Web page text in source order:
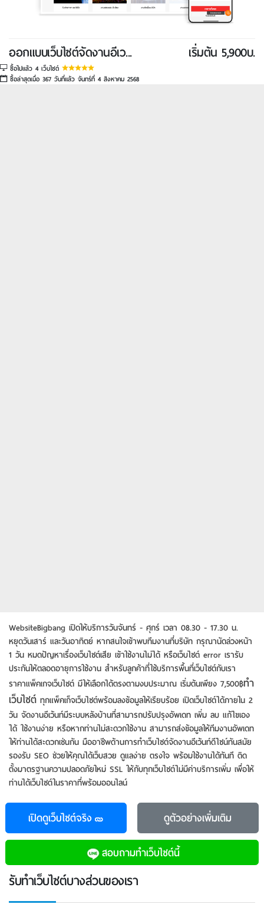
ออกแบบเว็บไซต์จัดงานอีเว... เริ่มต้น 5,900บ.
ซื้อไปแล้ว 4 เว็บไซต์
ซื้อล่าสุดเมื่อ 367 วันที่แล้ว จันทร์ที่ 4 สิงหาคม 2568
WebsiteBigbang เปิดให้บริการวันจันทร์ - ศุกร์ เวลา 08.30 - 17.30 น.
หยุดวันเสาร์ และวันอาทิตย์ หากสนใจเข้าพบทีมงานที่บริษัท กรุณานัดล่วงหน้า
1 วัน หมดปัญหาเรื่องเว็บไซต์เสีย เข้าใช้งานไม่ได้ หรือเว็บไซต์ error เรารับ
ประกันให้ตลอดอายุการใช้งาน สำหรับลูกค้าที่ใช้บริการพื้นที่เว็บไซต์กับเรา
ราคาแพ็คเกจเว็บไซต์ มีให้เลือกได้ตรงตามงบประมาณ เริ่มต้นเพียง 7,500฿ทำ
เว็บไซต์ ทุกแพ็คเก็จเว็บไซต์พร้อมลงข้อมูลให้เรียบร้อย เปิดเว็บไซต์ได้ภายใน 2
วัน จัดงานอีเว้นท์มีระบบหลังบ้านที่สามารถปรับปรุงอัพเดท เพิ่ม ลบ แก้ไขเอง
ได้ ใช้งานง่าย หรือหากท่านไม่สะดวกใช้งาน สามารถส่งข้อมูลให้ทีมงานอัพเดท
ให้ท่านได้สะดวกเช่นกัน มืออาชีพด้านการทำเว็บไซต์จัดงานอีเว้นท์ดีไซน์ทันสมัย
รองรับ SEO ช่วยให้คุณได้เว็บสวย ดูแลง่าย ตรงใจ พร้อมใช้งานได้ทันที ติด
ตั้งมาตรฐานความปลอดภัยใหม่ SSL ให้กับทุกเว็บไซต์ไม่มีค่าบริการเพิ่ม เพื่อให้
ท่านได้เว็บไซต์ในราคาที่พร้อมออนไลน์
เปิดดูเว็บไซต์จริง ดูตัวอย่างเพิ่มเติม
สอบถามทําเว็บไซต์นี้
รับทําเว็บไซต์บางส่วนของเรา